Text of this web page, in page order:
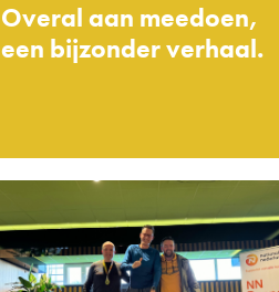
Overal aan meedoen,
een bijzonder verhaal.